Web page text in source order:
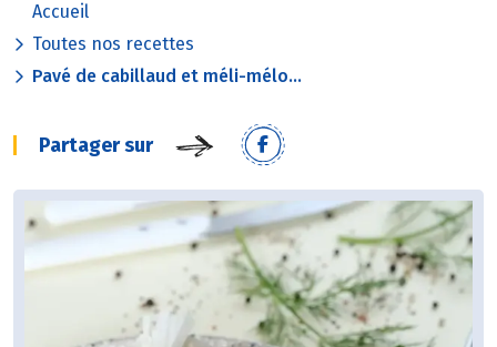
Accueil
Toutes nos recettes
Pavé de cabillaud et méli-mélo...
Partager sur